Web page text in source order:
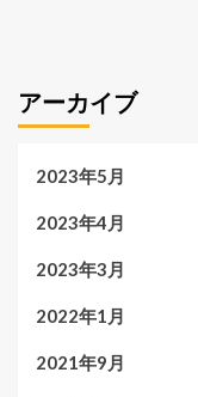
アーカイブ
2023年5月
2023年4月
2023年3月
2022年1月
2021年9月